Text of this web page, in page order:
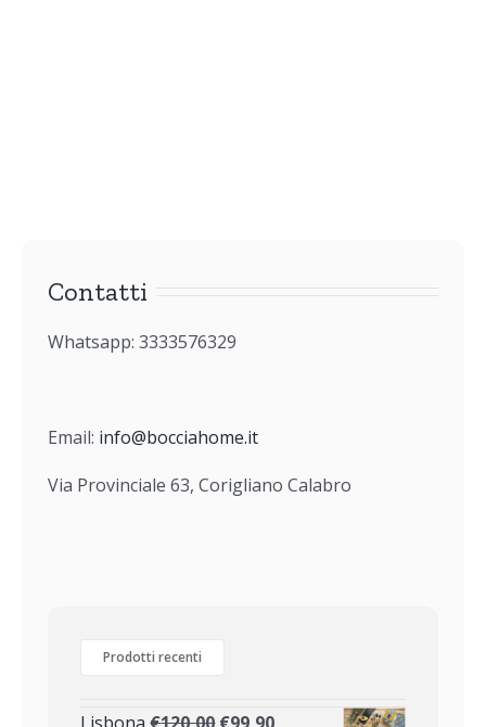
Contatti
Whatsapp: 3333576329
Email: info@bocciahome.it
Via Provinciale 63, Corigliano Calabro
Prodotti recenti
Lisbona €120,00 €99,90